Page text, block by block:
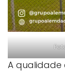
A qualidade